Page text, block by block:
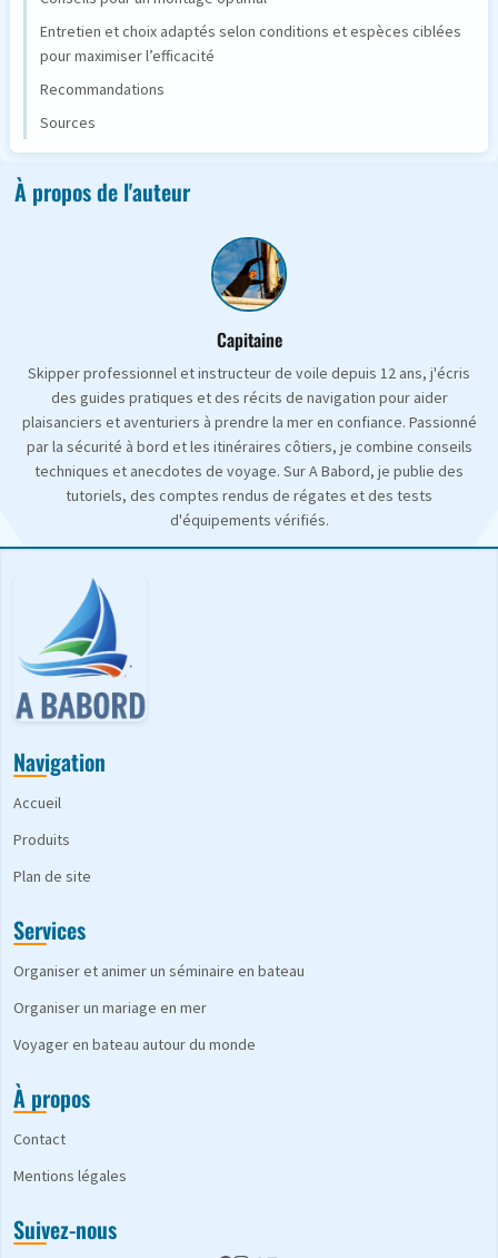
Entretien et choix adaptés selon conditions et espèces ciblées
pour maximiser l’efficacité
Recommandations
Sources
À propos de l'auteur
Capitaine
Skipper professionnel et instructeur de voile depuis 12 ans, j'écris
des guides pratiques et des récits de navigation pour aider
plaisanciers et aventuriers à prendre la mer en confiance. Passionné
par la sécurité à bord et les itinéraires côtiers, je combine conseils
techniques et anecdotes de voyage. Sur A Babord, je publie des
tutoriels, des comptes rendus de régates et des tests
d'équipements vérifiés.
Navigation
Accueil
Produits
Plan de site
Services
Organiser et animer un séminaire en bateau
Organiser un mariage en mer
Voyager en bateau autour du monde
À propos
Contact
Mentions légales
Suivez-nous